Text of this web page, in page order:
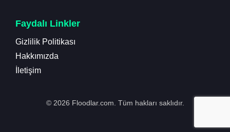
Faydalı Linkler
Gizlilik Politikası
Hakkımızda
İletişim
© 2026 Floodlar.com. Tüm hakları saklıdır.